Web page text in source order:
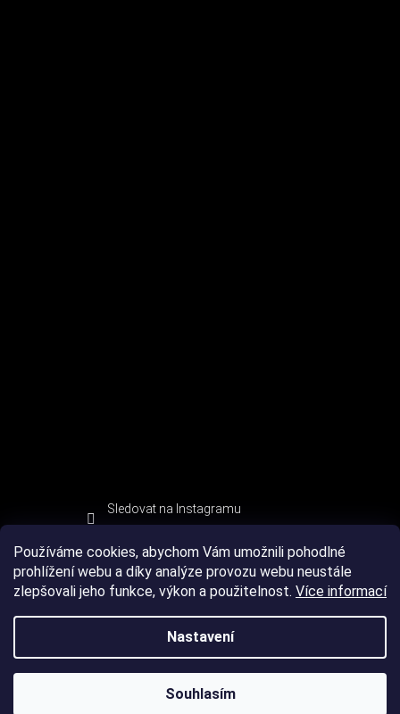
Používáme cookies, abychom Vám umožnili pohodlné
prohlížení webu a díky analýze provozu webu neustále
zlepšovali jeho funkce, výkon a použitelnost. Více informací
Nastavení
Souhlasím
Sledovat na Instagramu
DEVIL SPORT. Všechna práva vyhrazena.